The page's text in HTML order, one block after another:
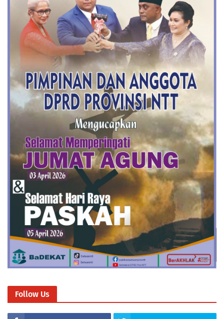
Follow Us